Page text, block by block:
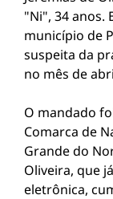
"Ni", 34 anos.
município de
suspeita da
no mês de
O mandado
Comarca de
Grande do
Oliveira, que
eletrônica,